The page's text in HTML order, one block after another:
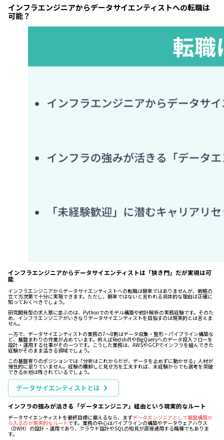
インフラエンジニアからデータサイエンティストへの転職は
可能？
インフラエンジニアからデータサイエンティストは「狭き門」だが実現は可
能
インフラエンジニアからデータサイエンティストへの転職は簡単ではありませんが、戦略の
立て方次第で十分に実現できます。ただし、簡単ではないと言われる具体的な理由は正確に
知っておくべきでしょう。
研究開発型の求人票に並ぶのは、Pythonでのモデル構築や統計解析の実務経験です。そのた
め、インフラエンジニアがいきなりデータサイエンティストを目指すのは現実的とは言えま
せん。
一方で、データサイエンティストの業務の7～8割はデータ収集・整形・パイプライン構築な
ど、基盤まわりの作業が占めています。例えばRedshiftやBigQueryへのデータ投入フローを
設計・運用する仕事がその一つです。こうした業務は、AWSやGCPでインフラを組んできた
経験がそのまま活きる領域でしょう。
この基盤寄りのポジションでは「分析はこれからだが、データを止めずに動かせる」人材が
慢性的に足りていません。経験の棚卸しと見せ方を工夫すれば、未経験からでも選考を突破
できる余地は残されているでしょう。
データサイエンティストとは
インフラの強みが活きる「データエンジニア」経由という現実的なルート
データサイエンティストを最終目標に据えるなら、まずデータエンジニアとして基盤構築か
ら入るのが現実的なルートです。業務の中心はパイプラインの構築やデータウェアハウス
（DWH）の設計・運用であり、クラウド設計やSQLの知見が直接通用する職種でもありま
す。